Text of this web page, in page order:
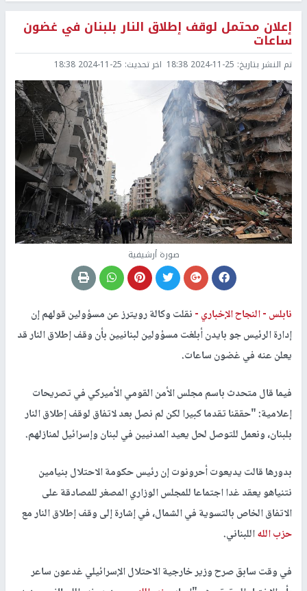
إعلان محتمل لوقف إطلاق النار بلبنان في غضون
ساعات
تم النشر بتاريخ: 2024-11-25 18:38 اخر تحديث: 2024-11-25 18:38
صورة أرشيفية
نابلس -النجاح الإخباري -نقلت وكالة رويترز عن مسؤولين قولهم إن
إدارة الرئيس جو بايدن أبلغت مسؤولين لبنانيين بأن وقف إطلاق النار قد
يعلن عنه في غضون ساعات.
فيما قال متحدث باسم مجلس الأمن القومي الأميركي في تصريحات
إعلامية: "حققنا تقدما كبيرا لكن لم نصل بعد لاتفاق لوقف إطلاق النار
بلبنان، ونعمل للتوصل لحل يعيد المدنيين في لبنان وإسرائيل لمنازلهم.
بدورها قالت يديعوت أحرونوت إن رئيس حكومة الاحتلال بنيامين
نتنياهو يعقد غدا اجتماعا للمجلس الوزاري المصغر للمصادقة على
الاتفاق الخاص بالتسوية في الشمال، في إشارة إلى وقف إطلاق النار مع
حزب اللهاللبناني.
في وقت سابق صرح وزير خارجية الاحتلال الإسرائيلي غدعون ساعر